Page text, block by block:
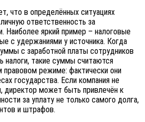
что в определённых ситуациях
ответственность за
Наиболее яркий пример – налоговые
с удержаниями у источника. Когда
с заработной платы сотрудников
налоги, такие суммы считаются
режиме: фактически они
государства. Если компания не
директор может быть привлечён к
за уплату не только самого долга,
и штрафов.